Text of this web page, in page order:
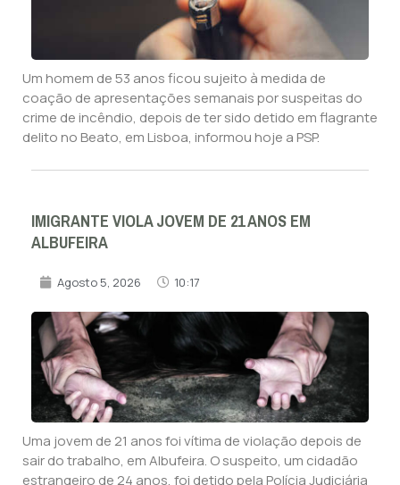
Um homem de 53 anos ficou sujeito à medida de
coação de apresentações semanais por suspeitas do
crime de incêndio, depois de ter sido detido em flagrante
delito no Beato, em Lisboa, informou hoje a PSP.
IMIGRANTE VIOLA JOVEM DE 21 ANOS EM
ALBUFEIRA
Agosto 5, 2026 10:17
Uma jovem de 21 anos foi vítima de violação depois de
sair do trabalho, em Albufeira. O suspeito, um cidadão
estrangeiro de 24 anos, foi detido pela Polícia Judiciária